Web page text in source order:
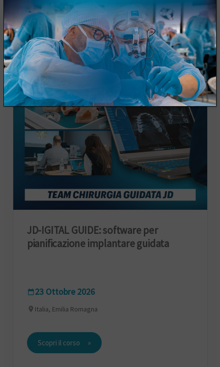
Italia, Toscana
Scopri il corso
JD-IGITAL GUIDE: software per
pianificazione implantare guidata
23 Ottobre 2026
Italia, Emilia Romagna
Scopri il corso